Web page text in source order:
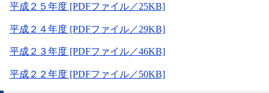
平成２５年度 [PDFファイル／25KB]
平成２４年度 [PDFファイル／29KB]
平成２３年度 [PDFファイル／46KB]
平成２２年度 [PDFファイル／50KB]